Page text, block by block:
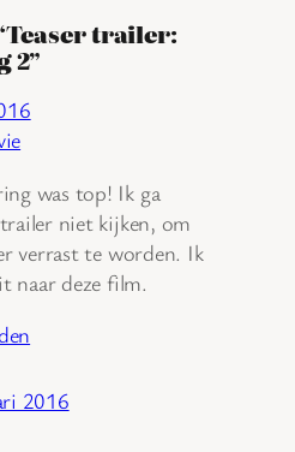
trailer:
2”
was top! Ik ga
niet kijken, om
verrast te worden. Ik
naar deze film.
2016